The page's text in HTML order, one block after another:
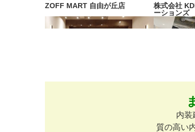
ZOFF MART 自由が丘店
株式会社
ーションズ
257坪
ギークス株
内装
質の高い